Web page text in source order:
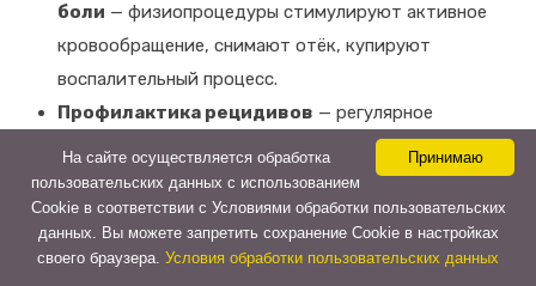
боли — физиопроцедуры стимулируют активное
кровообращение, снимают отёк, купируют
воспалительный процесс.
Профилактика рецидивов — регулярное
применение физиотерапии снижает вероятность
повторного воспаления.
Безопасность — подходят для большинства
пациентов разного возраста, включая людей с
Принимаю
На сайте осуществляется обработка
пользовательских данных с использованием
Cookie в соответствии с Условиями обработки пользовательских
данных. Вы можете запретить сохранение Cookie в настройках
своего браузера. Условия обработки пользовательских данных